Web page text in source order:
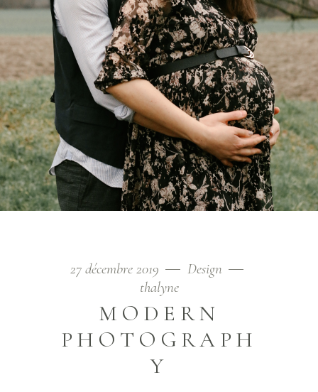
27 décembre 2019
Design
thalyne
MODERN
PHOTOGRAPH
Y